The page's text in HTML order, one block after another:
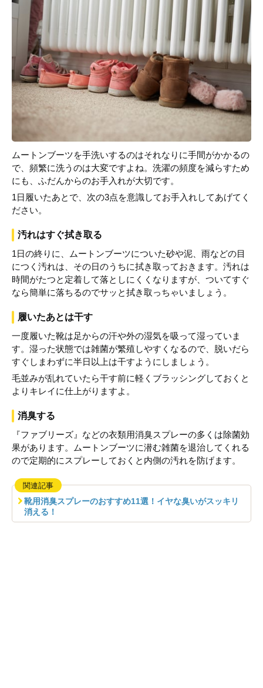
ムートンブーツを手洗いするのはそれなりに手間がかかるの
で、頻繁に洗うのは大変ですよね。洗濯の頻度を減らすため
にも、ふだんからのお手入れが大切です。
1日履いたあとで、次の3点を意識してお手入れしてあげてく
ださい。
汚れはすぐ拭き取る
1日の終りに、ムートンブーツについた砂や泥、雨などの目
につく汚れは、その日のうちに拭き取っておきます。汚れは
時間がたつと定着して落としにくくなりますが、ついてすぐ
なら簡単に落ちるのでサッと拭き取っちゃいましょう。
履いたあとは干す
一度履いた靴は足からの汗や外の湿気を吸って湿っていま
す。湿った状態では雑菌が繁殖しやすくなるので、脱いだら
すぐしまわずに半日以上は干すようにしましょう。
毛並みが乱れていたら干す前に軽くブラッシングしておくと
よりキレイに仕上がりますよ。
消臭する
『ファブリーズ』などの衣類用消臭スプレーの多くは除菌効
果があります。ムートンブーツに潜む雑菌を退治してくれる
ので定期的にスプレーしておくと内側の汚れを防げます。
関連記事
靴用消臭スプレーのおすすめ11選！イヤな臭いがスッキリ
消える！